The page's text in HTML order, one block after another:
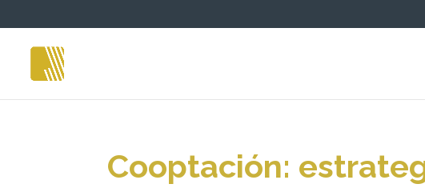
Cooptación: